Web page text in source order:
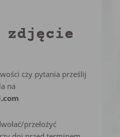
czy pytania prześlij
na
przełożyć